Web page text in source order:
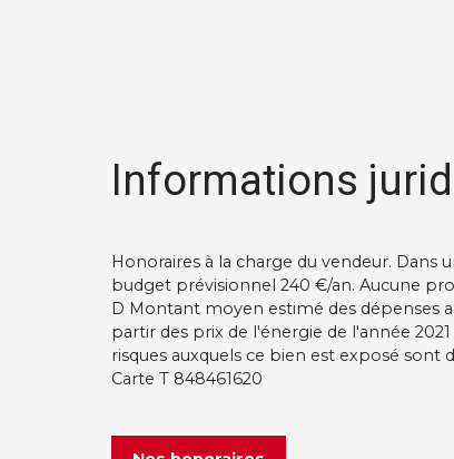
Informations
Honoraires à la charge du vendeur.
budget prévisionnel 240 €/an. Aucune
D Montant moyen estimé des dépenses
partir des prix de l'énergie de l'année
risques auxquels ce bien est exposé sont
Carte T 848461620